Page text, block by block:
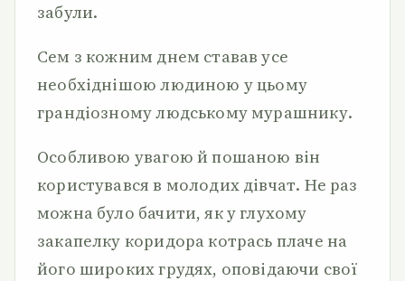
забули.
Сем з кожним днем ставав усе
необхіднішою людиною у цьому
грандіозному людському мурашнику.
Особливою увагою й пошаною він
користувався в молодих дівчат. Не раз
можна було бачити, як у глухому
закапелку коридора котрась плаче на
його широких грудях, оповідаючи свої